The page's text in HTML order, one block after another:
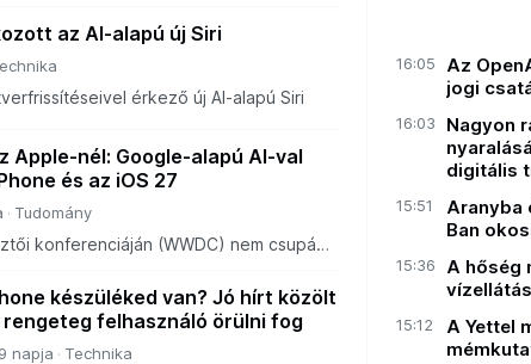
az AI-alapú új Siri
érkező új AI-alapú Siri
Apple-nél: Google-alapú AI-val
és az iOS 27
Tudomány
konferenciáján (WWDC) nem csupán
hivatalosan is lezárult egy korszak, mikö
készüléked van? Jó hírt közölt
rengeteg felhasználó örülni fog
napja Technika
16:05
Az
jogi
16:03
Nagyon
digitális
15:51
Aranyba
Ban
15:36
A hőség
15:12
A Yettel